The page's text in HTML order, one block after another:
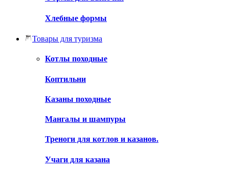
Хлебные формы
Товары для туризма
Котлы походные
Коптильни
Казаны походные
Мангалы и шампуры
Треноги для котлов и казанов.
Учаги для казана